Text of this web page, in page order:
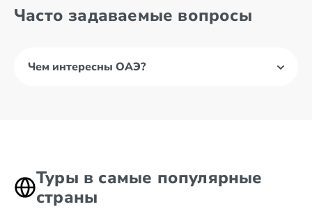
Часто задаваемые вопросы
Чем интересны ОАЭ?
Туры в самые популярные
страны